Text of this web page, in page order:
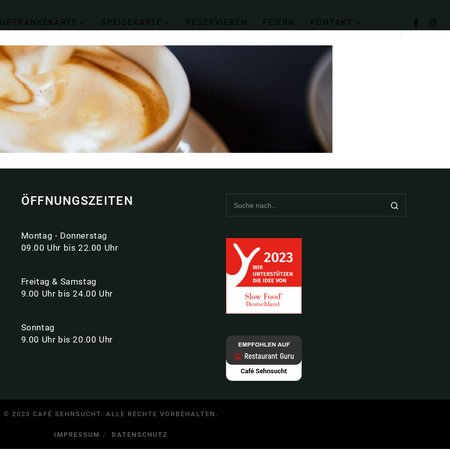
GETRÄNKEKARTE SPEISEKARTE RESERVIEREN FEIERN KONTAKT
ÖFFNUNGSZEITEN
Montag - Donnerstag
09.00 Uhr bis 22.00 Uhr
Freitag & Samstag
9.00 Uhr bis 24.00 Uhr
Sonntag
9.00 Uhr bis 20.00 Uhr
© 2023 CAFÉ SEHNSUCHT. ALLE RECHTE VORBEHALTEN.
IMPRESSUM DATENSCHUTZ